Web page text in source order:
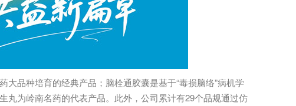
大品种培育的经典产品；脑栓通胶囊是基于“毒损脑络”病机学
丸为岭南名药的代表产品。此外，公司累计有29个品规通过仿